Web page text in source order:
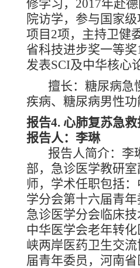
修学习，2017年赴
院访学，参与国家
项目2项，主持卫健
省科技进步奖一等奖
发表SCI及中华核心
擅长：糖尿病急
疾病、糖尿病男性
报告4. 心肺复苏急
报告人：李琳
报告人简介：李
部，急诊医学教研
师，学术任职包括
学分会第十六届青
急诊医学分会临床技
中华医学会老年转
峡两岸医药卫生交
届青年委员，河南